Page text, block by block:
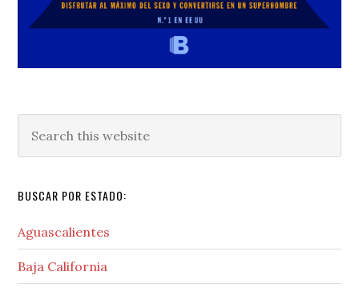
this
BUSCAR POR ESTADO:
Aguascalientes
Baja California